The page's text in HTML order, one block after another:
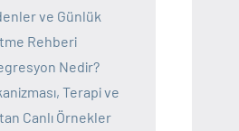
ve Günlük
Rehberi
Nedir?
Terapi ve
Canlı Örnekler